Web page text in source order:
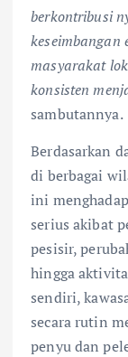
berkontribusi
keseimbangan
masyarakat
konsisten
sambutannya.
Berdasarkan
di berbagai
ini
serius akibat
pesisir,
hingga
sendiri,
secara rutin
penyu dan